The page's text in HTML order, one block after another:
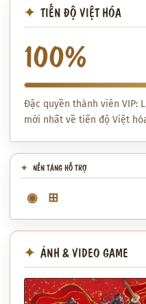
TIẾN ĐỘ VIỆT HÓA
100%
Đặc quyền thành viên VIP:
mới nhất về tiến độ Việt
NỀN TẢNG HỖ TRỢ
◉ ⊞
ẢNH & VIDEO GAME